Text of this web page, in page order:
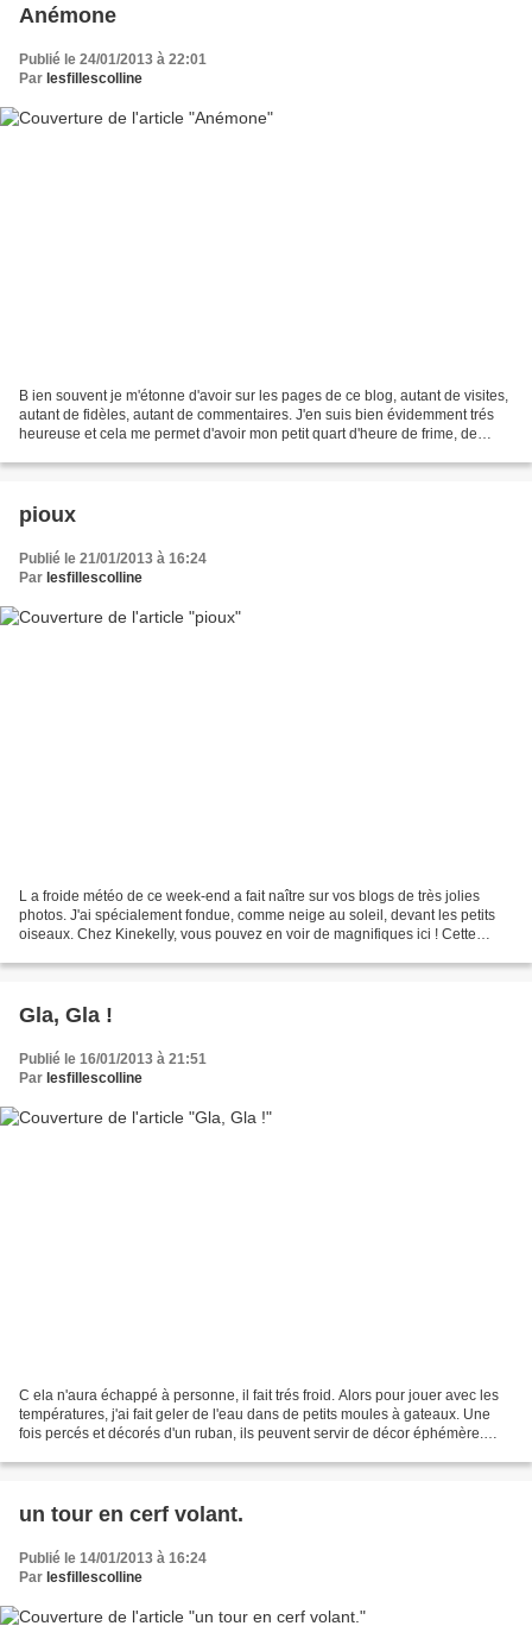
Anémone
Publié le 24/01/2013 à 22:01
Par lesfillescolline
B ien souvent je m'étonne d'avoir sur les pages de ce blog, autant de visites,
autant de fidèles, autant de commentaires. J'en suis bien évidemment trés
heureuse et cela me permet d'avoir mon petit quart d'heure de frime, de
pioux
Publié le 21/01/2013 à 16:24
Par lesfillescolline
L a froide météo de ce week-end a fait naître sur vos blogs de très jolies
photos. J'ai spécialement fondue, comme neige au soleil, devant les petits
oiseaux. Chez Kinekelly, vous pouvez en voir de magnifiques ici ! Cette
Gla, Gla !
Publié le 16/01/2013 à 21:51
Par lesfillescolline
C ela n'aura échappé à personne, il fait trés froid. Alors pour jouer avec les
températures, j'ai fait geler de l'eau dans de petits moules à gateaux. Une
fois percés et décorés d'un ruban, ils peuvent servir de décor éphémère.
un tour en cerf volant.
Publié le 14/01/2013 à 16:24
Par lesfillescolline